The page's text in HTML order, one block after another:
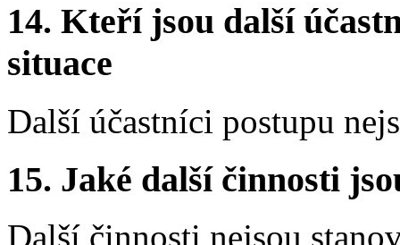
14. Kteří jsou další
situace
Další účastníci postupu
15. Jaké další činnosti
Další činnosti nejsou